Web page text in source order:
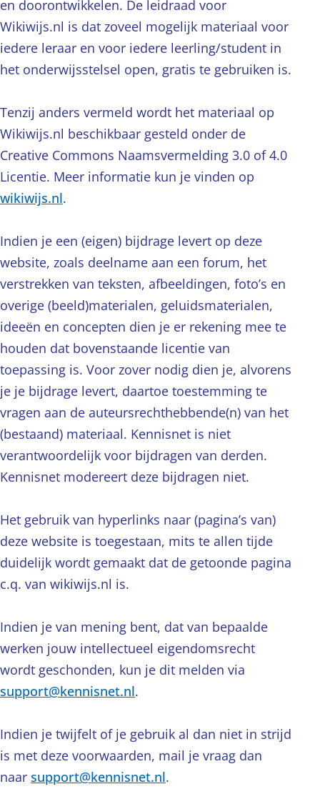
en doorontwikkelen. De leidraad voor
Wikiwijs.nl is dat zoveel mogelijk materiaal voor
iedere leraar en voor iedere leerling/student in
het onderwijsstelsel open, gratis te gebruiken is.
Tenzij anders vermeld wordt het materiaal op
Wikiwijs.nl beschikbaar gesteld onder de
Creative Commons Naamsvermelding 3.0 of 4.0
Licentie. Meer informatie kun je vinden op
wikiwijs.nl.
Indien je een (eigen) bijdrage levert op deze
website, zoals deelname aan een forum, het
verstrekken van teksten, afbeeldingen, foto’s en
overige (beeld)materialen, geluidsmaterialen,
ideeën en concepten dien je er rekening mee te
houden dat bovenstaande licentie van
toepassing is. Voor zover nodig dien je, alvorens
je je bijdrage levert, daartoe toestemming te
vragen aan de auteursrechthebbende(n) van het
(bestaand) materiaal. Kennisnet is niet
verantwoordelijk voor bijdragen van derden.
Kennisnet modereert deze bijdragen niet.
Het gebruik van hyperlinks naar (pagina’s van)
deze website is toegestaan, mits te allen tijde
duidelijk wordt gemaakt dat de getoonde pagina
c.q. van wikiwijs.nl is.
Indien je van mening bent, dat van bepaalde
werken jouw intellectueel eigendomsrecht
wordt geschonden, kun je dit melden via
support@kennisnet.nl.
Indien je twijfelt of je gebruik al dan niet in strijd
is met deze voorwaarden, mail je vraag dan
naar support@kennisnet.nl.